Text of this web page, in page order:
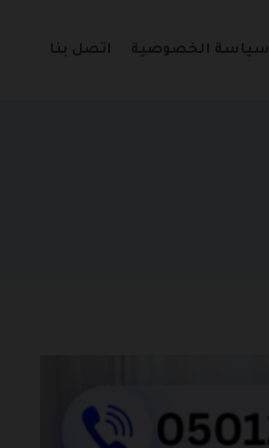
سياسة الخصوصية اتصل بنا